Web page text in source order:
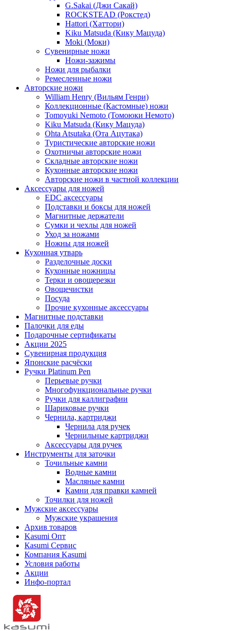
G.Sakai (Джи Сакай)
ROCKSTEAD (Рокстед)
Hattori (Хаттори)
Kiku Matsuda (Кику Мацуда)
Moki (Моки)
Сувенирные ножи
Ножи-зажимы
Ножи для рыбалки
Ремесленные ножи
Авторские ножи
William Henry (Вильям Генри)
Коллекционные (Кастомные) ножи
Tomoyuki Nemoto (Томоюки Немото)
Kiku Matsuda (Кику Мацуда)
Ohta Atsutaka (Ота Ацутака)
Туристические авторские ножи
Охотничьи авторские ножи
Складные авторские ножи
Кухонные авторские ножи
Авторские ножи в частной коллекции
Аксессуары для ножей
EDC аксессуары
Подставки и боксы для ножей
Магнитные держатели
Сумки и чехлы для ножей
Уход за ножами
Ножны для ножей
Кухонная утварь
Разделочные доски
Кухонные ножницы
Терки и овощерезки
Овощечистки
Посуда
Прочие кухонные аксессуары
Магнитные подставки
Палочки для еды
Подарочные сертификаты
Акции 2025
Сувенирная продукция
Японские расчёски
Ручки Platinum Pen
Перьевые ручки
Многофункциональные ручки
Ручки для каллиграфии
Шариковые ручки
Чернила, картриджи
Чернила для ручек
Чернильные картриджи
Аксессуары для ручек
Инструменты для заточки
Точильные камни
Водные камни
Масляные камни
Камни для правки камней
Точилки для ножей
Мужские аксессуары
Мужские украшения
Архив товаров
Kasumi Опт
Кasumi Сервис
Компания Kasumi
Условия работы
Акции
Инфо-портал